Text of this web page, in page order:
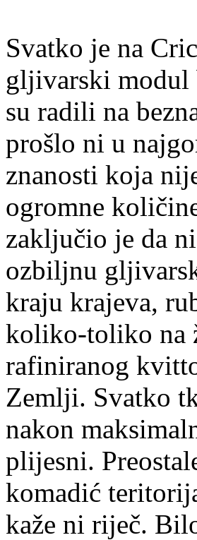
Svatko je na
gljivarski
su radili na
prošlo ni u
znanosti koja
ogromne
zaključio je da
ozbiljnu
kraju krajeva,
koliko-toliko na
rafiniranog
Zemlji. Svatko
nakon
plijesni.
komadić
kaže ni riječ.